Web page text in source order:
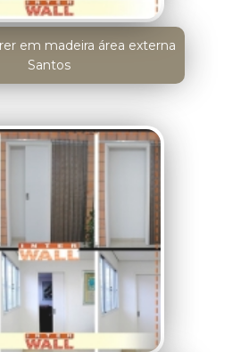
em madeira área externa
Santos